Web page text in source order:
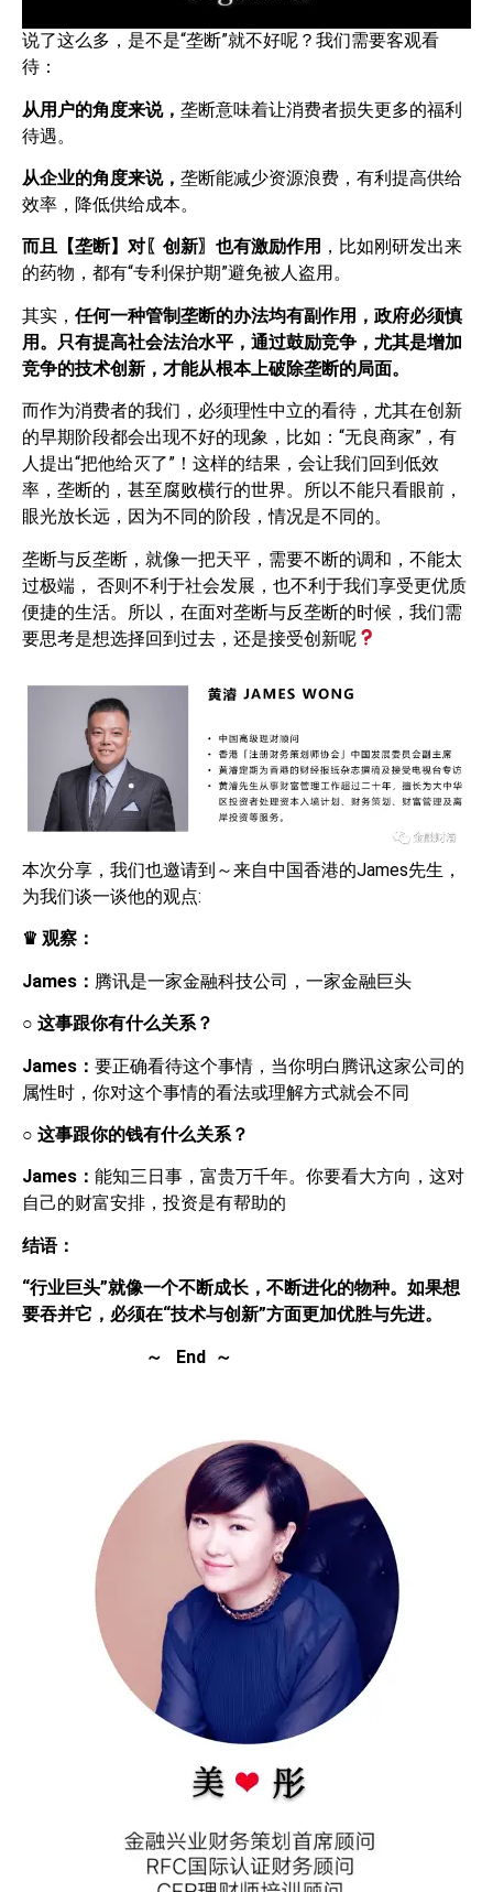
说了这么多，是不是“垄断”就不好呢？我们需要客观看
待：
从用户的角度来说， 垄断意味着让消费者损失更多的福利
待遇。
从企业的角度来说， 垄断能减少资源浪费，有利提高供给
效率，降低供给成本。
而且【垄断】对〖创新〗也有激励作用 ，比如刚研发出来
的药物，都有“专利保护期”避免被人盗用。
其实， 任何一种管制垄断的办法均有副作用，政府必须慎
用。只有提高社会法治水平，通过鼓励竞争，尤其是增加
竞争的技术创新，才能从根本上破除垄断的局面。
而作为消费者的我们，必须理性中立的看待，尤其在创新
的早期阶段都会出现不好的现象，比如：“无良商家”，有
人提出“把他给灭了”！这样的结果，会让我们回到低效
率，垄断的，甚至腐败横行的世界。所以不能只看眼前，
眼光放长远，因为不同的阶段，情况是不同的。
垄断与反垄断，就像一把天平，需要不断的调和，不能太
过极端， 否则不利于社会发展，也不利于我们享受更优质
便捷的生活。所以，在面对垄断与反垄断的时候，我们需
要思考是想选择回到过去，还是接受创新呢
本次分享，我们也邀请到～来自中国香港的James先生，
为我们谈一谈他的观点:
♛ 观察：
James ： 腾讯是一家金融科技公司，一家金融巨头
○ 这事跟你有什么关系？
James ： 要正确看待这个事情，当你明白腾讯这家公司的
属性时，你对这个事情的看法或理解方式就会不同
○ 这事跟你的钱有什么关系？
James ： 能知三日事，富贵万千年。你要看大方向，这对
自己的财富安排，投资是有帮助的
结语：
“行业巨头”就像一个不断成长，不断进化的物种。如果想
要吞并它，必须在“技术与创新”方面更加优胜与先进。
～ End ～